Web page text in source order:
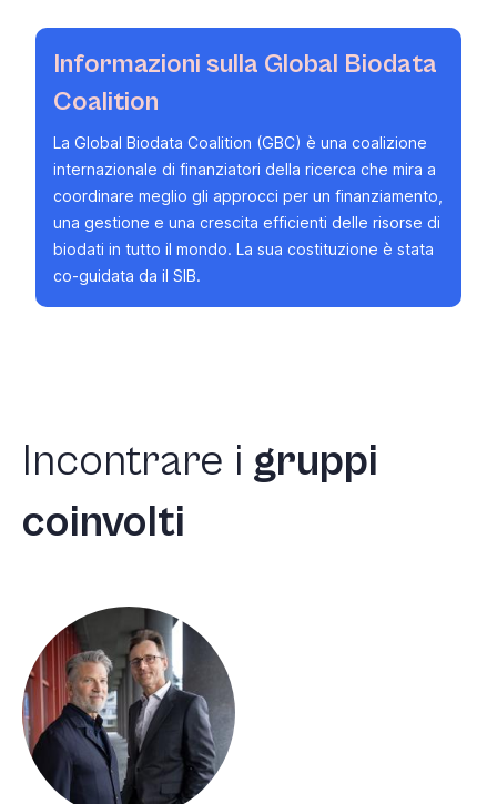
Informazioni sulla Global Biodata
Coalition
La Global Biodata Coalition (GBC) è una coalizione
internazionale di finanziatori della ricerca che mira a
coordinare meglio gli approcci per un finanziamento,
una gestione e una crescita efficienti delle risorse di
biodati in tutto il mondo. La sua costituzione è stata
co-guidata da il SIB.
Incontrare i gruppi
coinvolti